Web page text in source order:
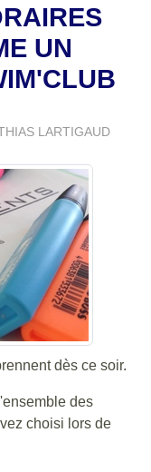
UN
LARTIGAUD
dès ce soir.
des
choisi lors de